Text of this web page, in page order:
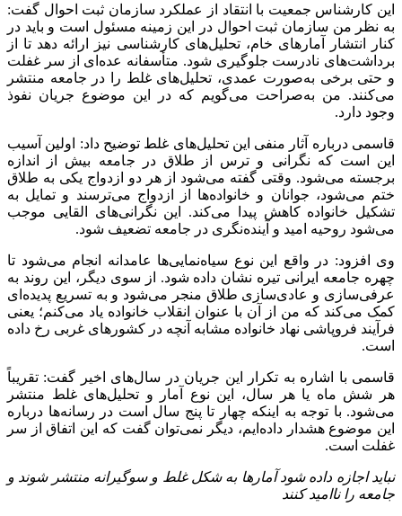
این کارشناس جمعیت با انتقاد از عملکرد سازمان ثبت احوال گفت:
به نظر من سازمان ثبت احوال در این زمینه مسئول است و باید در
کنار انتشار آمارهای خام، تحلیل‌های کارشناسی نیز ارائه دهد تا از
برداشت‌های نادرست جلوگیری شود. متأسفانه عده‌ای از سر غفلت
و حتی برخی به‌صورت عمدی، تحلیل‌های غلط را در جامعه منتشر
می‌کنند. من به‌صراحت می‌گویم که در این موضوع جریان نفوذ
وجود دارد.
قاسمی درباره آثار منفی این تحلیل‌های غلط توضیح داد: اولین آسیب
این است که نگرانی و ترس از طلاق در جامعه بیش از اندازه
برجسته می‌شود. وقتی گفته می‌شود از هر دو ازدواج یکی به طلاق
ختم می‌شود، جوانان و خانواده‌ها از ازدواج می‌ترسند و تمایل به
تشکیل خانواده کاهش پیدا می‌کند. این نگرانی‌های القایی موجب
می‌شود روحیه امید و آینده‌نگری در جامعه تضعیف شود.
وی افزود: در واقع این نوع سیاه‌نمایی‌ها عامدانه انجام می‌شود تا
چهره جامعه ایرانی تیره نشان داده شود. از سوی دیگر، این روند به
عرفی‌سازی و عادی‌سازی طلاق منجر می‌شود و به تسریع پدیده‌ای
کمک می‌کند که من از آن با عنوان انقلاب خانواده یاد می‌کنم؛ یعنی
فرآیند فروپاشی نهاد خانواده مشابه آنچه در کشورهای غربی رخ داده
است.
قاسمی با اشاره به تکرار این جریان در سال‌های اخیر گفت: تقریباً
هر شش ماه یا هر سال، این نوع آمار و تحلیل‌های غلط منتشر
می‌شود. با توجه به اینکه چهار تا پنج سال است در رسانه‌ها درباره
این موضوع هشدار داده‌ایم، دیگر نمی‌توان گفت که این اتفاق از سر
غفلت است.
نباید اجازه داده شود آمارها به شکل غلط وسوگیرانه منتشر شوند و
جامعه را ناامید کنند